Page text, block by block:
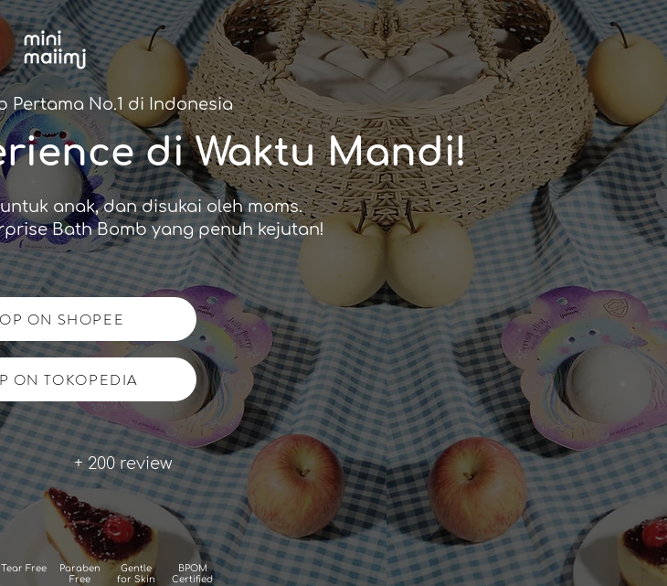
Pertama No.1 di Indonesia
anak, dan disukai oleh moms.
Bath Bomb yang penuh kejutan!
ON SHOPEE
ON TOKOPEDIA
+ 200 review
Tear Free
Paraben
Free
Gentle
for Skin
BPOM
Certified
di Waktu Mandi!